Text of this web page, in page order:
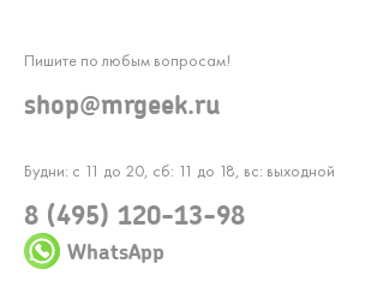
Будни: с 11 до 20, сб: 11 до 18, вс: выходной
8 (495) 120-13-98
WhatsApp
Пишите по любым вопросам!
shop@mrgeek.ru